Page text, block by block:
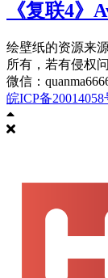
《复联4》
绘壁纸的资源来
所有，若有侵权
微信：
皖ICP备20014058